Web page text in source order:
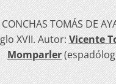
TOMÁS DE
XVII. Autor:Vicente
Momparler